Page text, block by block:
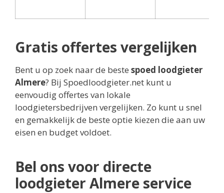
Gratis offertes vergelijken
Bent u op zoek naar de beste spoed loodgieter
Almere? Bij Spoedloodgieter.net kunt u
eenvoudig offertes van lokale
loodgietersbedrijven vergelijken. Zo kunt u snel
en gemakkelijk de beste optie kiezen die aan uw
eisen en budget voldoet.
Bel ons voor directe
loodgieter Almere service